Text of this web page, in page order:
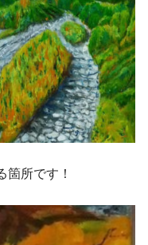
箇所です！